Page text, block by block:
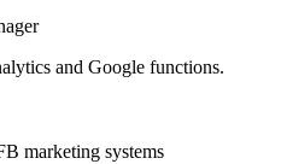
and Google functions.
marketing systems